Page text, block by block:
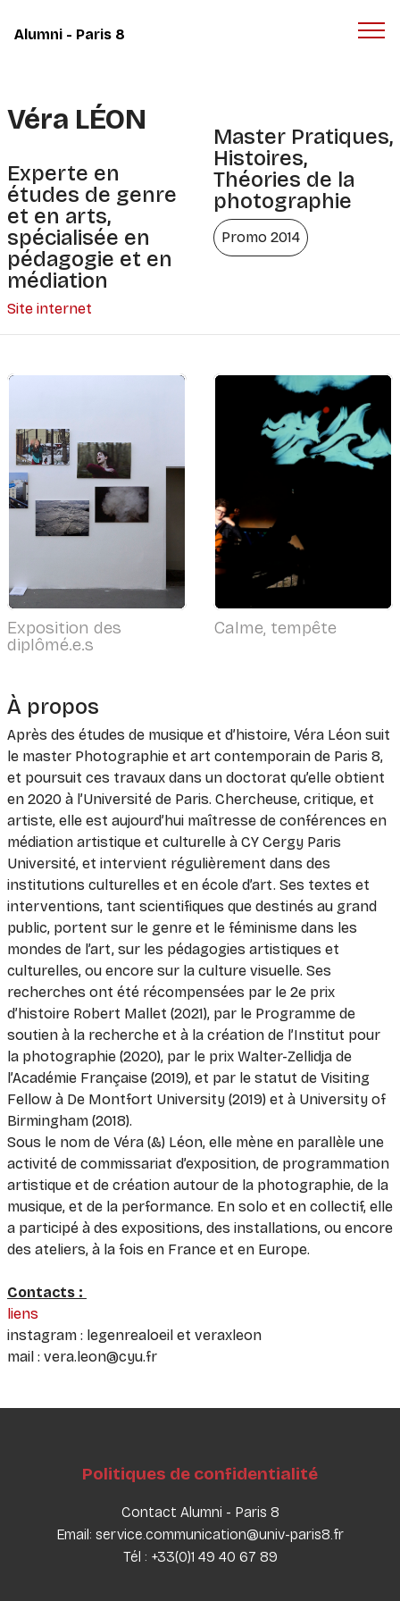
Alumni - Paris 8
Véra LÉON
Experte en
études de genre
et en arts,
spécialisée en
pédagogie et en
médiation
Site internet
Master Pratiques,
Histoires,
Théories de la
photographie
Promo 2014
Exposition des
diplômé.e.s
Calme, tempête
À propos
Après des études de musique et d’histoire, Véra Léon suit
le master Photographie et art contemporain de Paris 8,
et poursuit ces travaux dans un doctorat qu’elle obtient
en 2020 à l’Université de Paris. Chercheuse, critique, et
artiste, elle est aujourd’hui maîtresse de conférences en
médiation artistique et culturelle à CY Cergy Paris
Université, et intervient régulièrement dans des
institutions culturelles et en école d’art. Ses textes et
interventions, tant scientifiques que destinés au grand
public, portent sur le genre et le féminisme dans les
mondes de l’art, sur les pédagogies artistiques et
culturelles, ou encore sur la culture visuelle. Ses
recherches ont été récompensées par le 2e prix
d’histoire Robert Mallet (2021), par le Programme de
soutien à la recherche et à la création de l’Institut pour
la photographie (2020), par le prix Walter-Zellidja de
l’Académie Française (2019), et par le statut de Visiting
Fellow à De Montfort University (2019) et à University of
Birmingham (2018).
Sous le nom de Véra (&) Léon, elle mène en parallèle une
activité de commissariat d’exposition, de programmation
artistique et de création autour de la photographie, de la
musique, et de la performance. En solo et en collectif, elle
a participé à des expositions, des installations, ou encore
des ateliers, à la fois en France et en Europe.
Contacts :
liens
instagram : legenrealoeil et veraxleon
mail : vera.leon@cyu.fr
Politiques de confidentialité
Contact Alumni - Paris 8
Email: service.communication@univ-paris8.fr
Tél : +33(0)1 49 40 67 89